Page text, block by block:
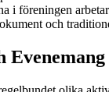
i föreningen
och
Evenemang